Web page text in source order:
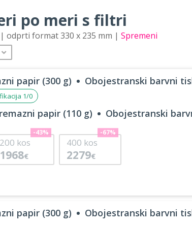
po meri s filtri
odprti format 330 x 235 mm | Spremeni
papir (300 g) Obojestranski barvni
1/0
papir (110 g) Obojestranski
200 kos
1968€
-43%
400 kos
2279€
-67%
papir (300 g) Obojestranski barvni